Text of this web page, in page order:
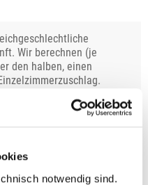
notwendig sind.
Wir berechnen (je
den halben, einen